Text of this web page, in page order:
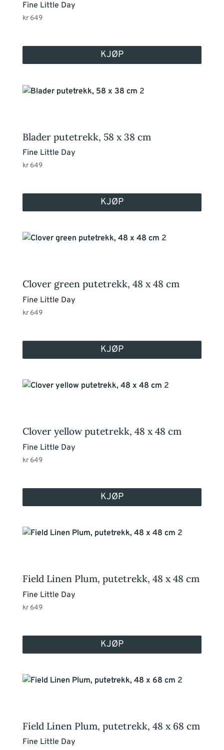
Fine Little Day
kr649
KJØP
Blader putetrekk, 58 x 38 cm
Fine Little Day
kr649
KJØP
Clover green putetrekk, 48 x 48 cm
Fine Little Day
kr649
KJØP
Clover yellow putetrekk, 48 x 48 cm
Fine Little Day
kr649
KJØP
Field Linen Plum, putetrekk, 48 x 48 cm
Fine Little Day
kr649
KJØP
Field Linen Plum, putetrekk, 48 x 68 cm
Fine Little Day